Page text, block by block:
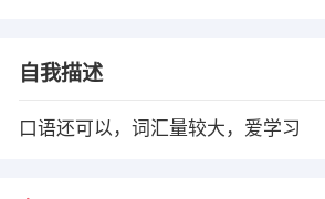
自我描述
口语还可以，词汇量较大，爱学习